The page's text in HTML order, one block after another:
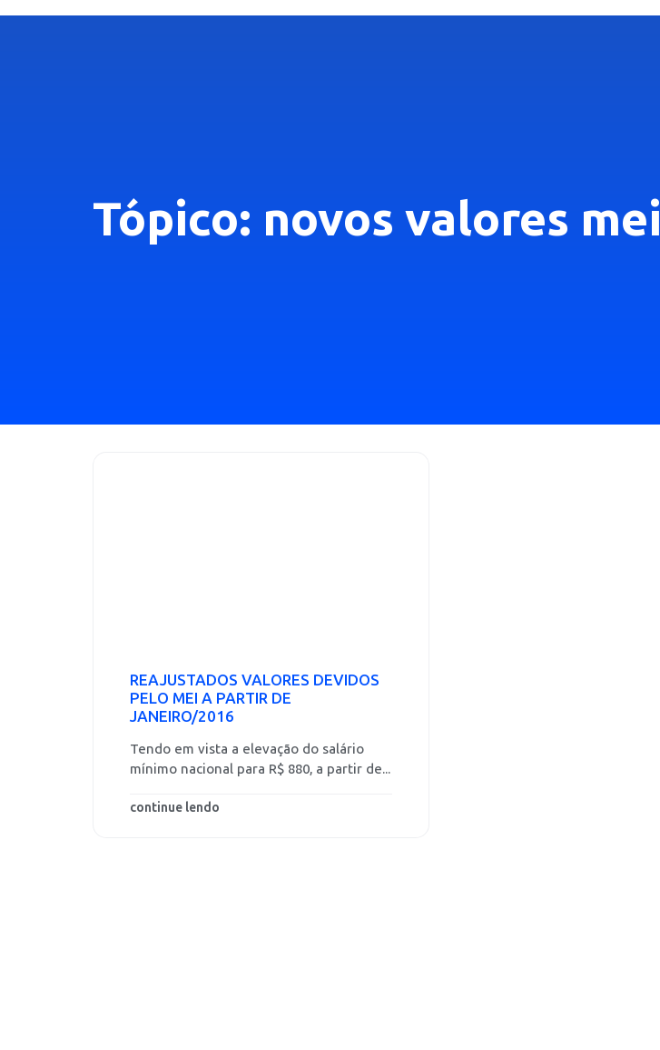
Tópico: novos valores mei
REAJUSTADOS VALORES DEVIDOS
PELO MEI A PARTIR DE
JANEIRO/2016
Tendo em vista a elevação do salário
mínimo nacional para R$ 880, a partir de...
continue lendo